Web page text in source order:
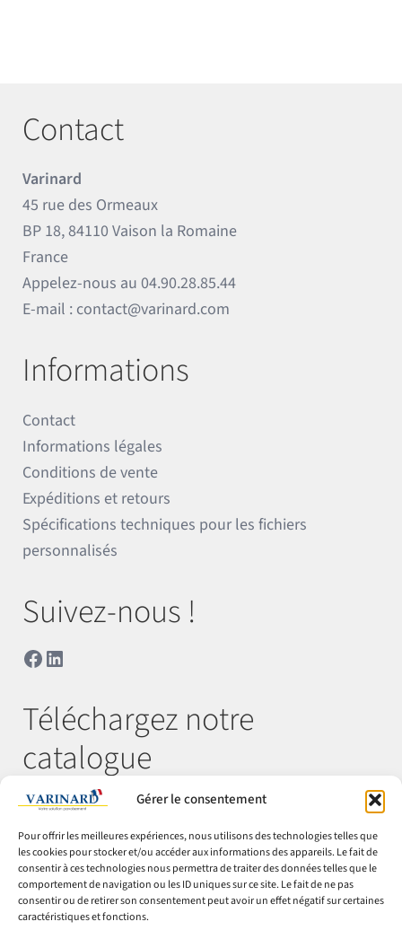
Gérer le consentement
Pour offrir les meilleures expériences, nous utilisons des technologies telles que
les cookies pour stocker et/ou accéder aux informations des appareils. Le fait de
consentir à ces technologies nous permettra de traiter des données telles que le
comportement de navigation ou les ID uniques sur ce site. Le fait de ne pas
consentir ou de retirer son consentement peut avoir un effet négatif sur certaines
caractéristiques et fonctions.
Contact
Varinard
45 rue des Ormeaux
BP 18, 84110 Vaison la Romaine
France
Appelez-nous au04.90.28.85.44
E-mail : contact@varinard.com
Informations
Contact
Informations légales
Conditions de vente
Expéditions et retours
Spécifications techniques pour les fichiers
personnalisés
Suivez-nous !
Facebook
LinkedIn
Téléchargez notre
catalogue
© Varinard 2026